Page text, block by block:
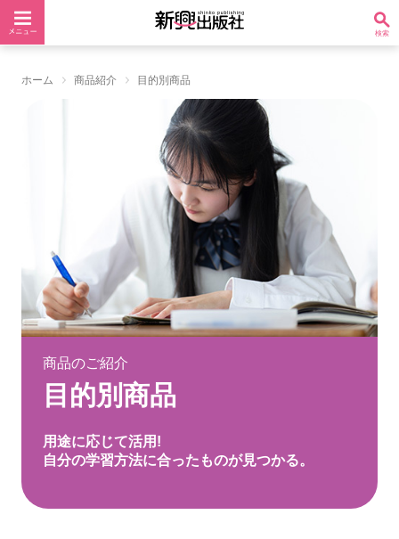
ホーム 商品紹介 目的別商品
商品のご紹介
目的別商品
用途に応じて活用!
自分の学習方法に合ったものが見つかる。